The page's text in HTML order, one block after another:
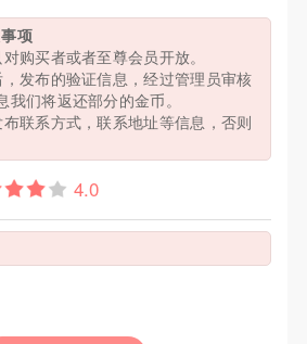
项
购买者或者至尊会员开放。
发布的验证信息，经过管理员审核
我们将返还部分的金币。
联系方式，联系地址等信息，否则